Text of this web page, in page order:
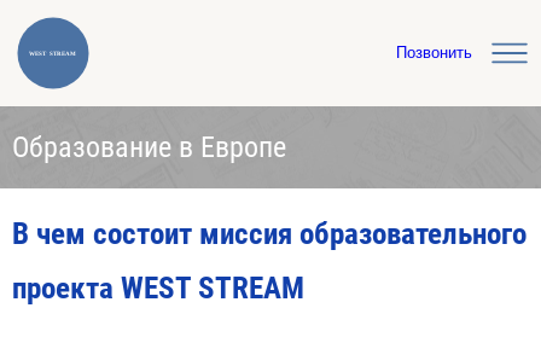
Позвонить
Образование в Европе
В чем состоит миссия образовательного
проекта WEST STREAM